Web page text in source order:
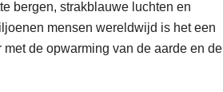
bergen, strakblauwe luchten en
mensen wereldwijd is het een
de opwarming van de aarde en de